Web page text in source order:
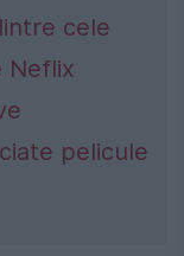
cele
Neflix
pelicule